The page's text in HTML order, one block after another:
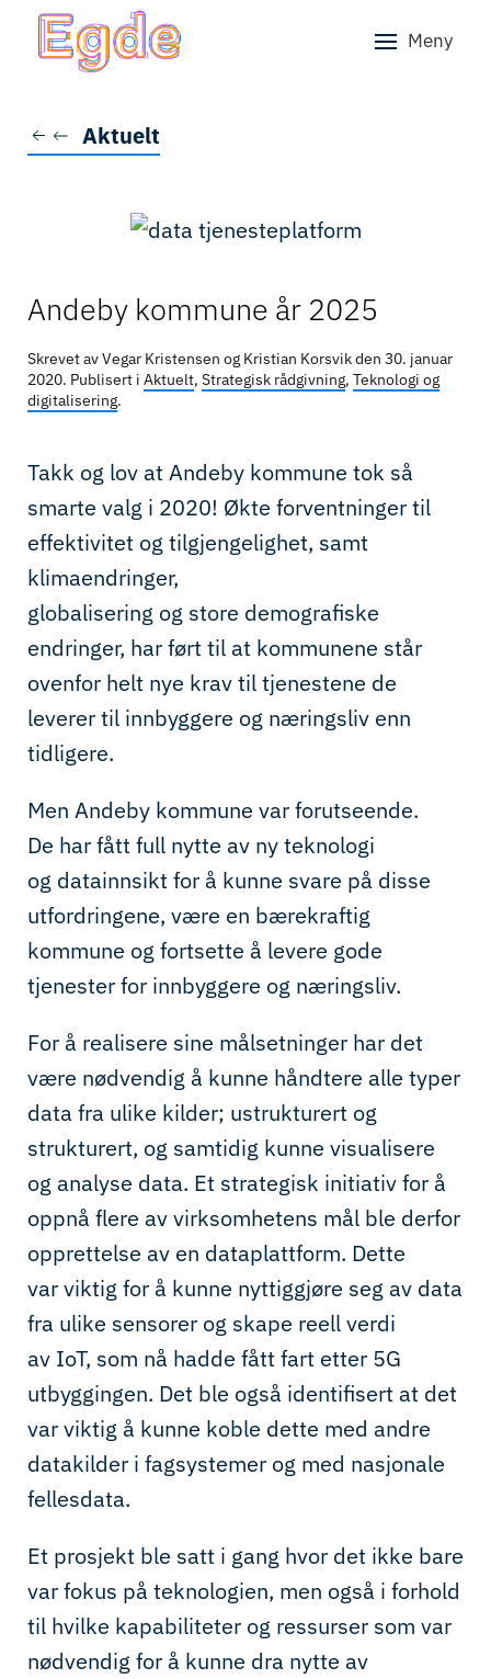
Skip to main content Meny
Aktuelt
Andeby kommune år 2025
Skrevet av Vegar Kristensen og Kristian Korsvik den 30. januar
2020. Publisert i Aktuelt, Strategisk rådgivning, Teknologi og
digitalisering.
Takk og lov at Andeby kommune tok så
smarte valg i 2020! Økte forventningertil
effektivitet og tilgjengelighet, samt
klimaendringer,
globalisering og store demografiske
endringer, har ført til at kommunene står
ovenfor helt nye krav til tjenestene de
leverer til innbyggere og næringsliv enn
tidligere.
Men Andeby kommune var forutseende.
De har fåttfull nytte av ny teknologi
og datainnsiktfor å kunne svare på disse
utfordringene, være en bærekraftig
kommune og fortsette å levere gode
tjenester for innbyggere og næringsliv.
For å realisere sine målsetninger har det
være nødvendig å kunne håndtere alle typer
data fra ulike kilder; ustrukturert og
strukturert, og samtidig kunne visualisere
og analyse data. Et strategisk initiativ for å
oppnå flere av virksomhetens mål ble derfor
opprettelse av en dataplattform. Dette
varviktig for å kunne nyttiggjøre seg av data
fra ulike sensorer og skape reell verdi
av IoT, som nå hadde fått fart etter 5G
utbyggingen. Det ble også identifisert at det
var viktig å kunne koble dette med andre
datakilder i fagsystemer og med nasjonale
fellesdata.
Et prosjekt ble satt i gang hvor det ikke bare
var fokus på teknologien, men også i forhold
til hvilke kapabiliteter og ressurser som var
nødvendig for å kunne dra nytte av